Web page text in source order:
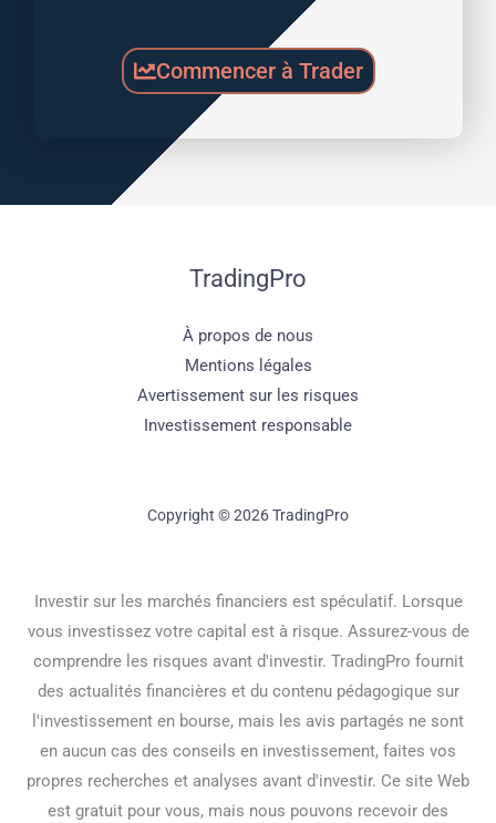
Commencer à Trader
TradingPro
À propos de nous
Mentions légales
Avertissement sur les risques
Investissement responsable
Copyright © 2026 TradingPro
Investir sur les marchés financiers est spéculatif. Lorsque
vous investissez votre capital est à risque. Assurez-vous de
comprendre les risques avant d'investir. TradingPro fournit
des actualités financières et du contenu pédagogique sur
l'investissement en bourse, mais les avis partagés ne sont
en aucun cas des conseils en investissement, faites vos
propres recherches et analyses avant d'investir. Ce site Web
est gratuit pour vous, mais nous pouvons recevoir des